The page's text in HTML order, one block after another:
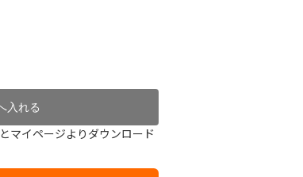
イページよりダウンロード